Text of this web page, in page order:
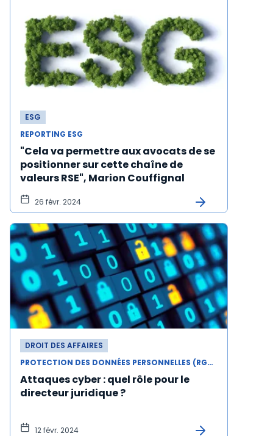
ESG
REPORTING ESG
"Cela va permettre aux avocats de se
positionner sur cette chaîne de
valeurs RSE", Marion Couffignal
26 févr. 2024
DROIT DES AFFAIRES
PROTECTION DES DONNÉES PERSONNELLES (RGPD)
Attaques cyber : quel rôle pour le
directeur juridique ?
12 févr. 2024